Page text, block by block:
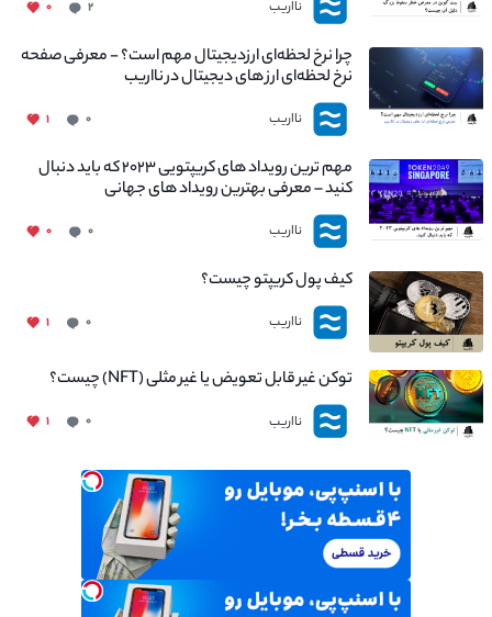
نااریب ۲ ۰
چرا نرخ لحظه‌ای ارزدیجیتال مهم است؟ - معرفی صفحه
نرخ لحظه‌ای ارز های دیجیتال در نااریب
نااریب ۰ ۱
مهم ترین رویداد های کریپتویی ۲۰۲۳ که باید دنبال
کنید – معرفی بهترین رویداد های جهانی
نااریب ۰ ۰
کیف پول کریپتو چیست؟
نااریب ۰ ۱
توکن غیر قابل تعویض یا غیر مثلی (NFT) چیست؟
نااریب ۰ ۱